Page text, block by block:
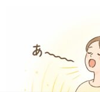
トレーナー：サンボキム
持ち物：動きやすい服
問合せ電話：04-2936-
お楽しみに待ってます。